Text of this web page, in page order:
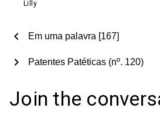
Lilly
chevron_left Em uma palavra [167]
Patentes Patéticas (nº. 120)
chevron_right
Join the